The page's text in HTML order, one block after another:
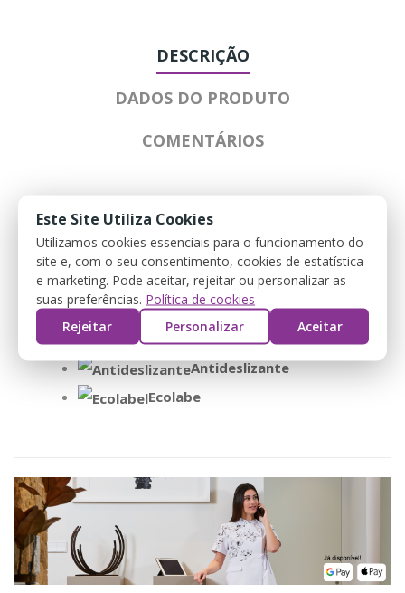
DESCRIÇÃO
DADOS DO PRODUTO
COMENTÁRIOS
Normativa: Certificado CE, directiva
89/686/CEE. Categoría I
Antideslizantesolução com água
e detergente
Especialmente leve e
cómodo
Antideslizante
Ecolabe
Este Site Utiliza Cookies
Utilizamos cookies essenciais para o funcionamento do
site e, com o seu consentimento, cookies de estatística
e marketing. Pode aceitar, rejeitar ou personalizar as
suas preferências. Política de cookies
Rejeitar
Personalizar Aceitar